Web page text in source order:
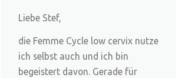
Liebe Stef,
die Femme Cycle low cervix nutze
ich selbst auch und ich bin
begeistert davon. Gerade für